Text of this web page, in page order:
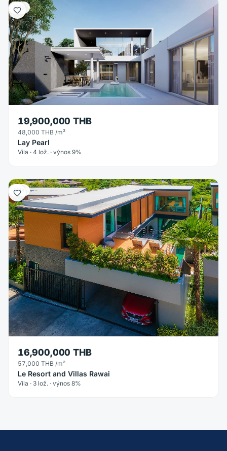
Vila
19,900,000 THB
48,000 THB /m²
Lay Pearl
Vila · 4 lož. · výnos 9%
Vila
16,900,000 THB
57,000 THB /m²
Le Resort and Villas Rawai
Vila · 3 lož. · výnos 8%